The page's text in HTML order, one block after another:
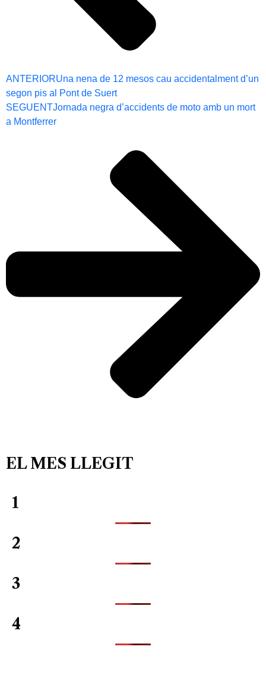
ANTERIORUna nena de 12 mesos cau accidentalment d’un
segon pis al Pont de Suert
SEGUENTJornada negra d’accidents de moto amb un mort
a Montferrer
EL MES LLEGIT
1
2
3
4